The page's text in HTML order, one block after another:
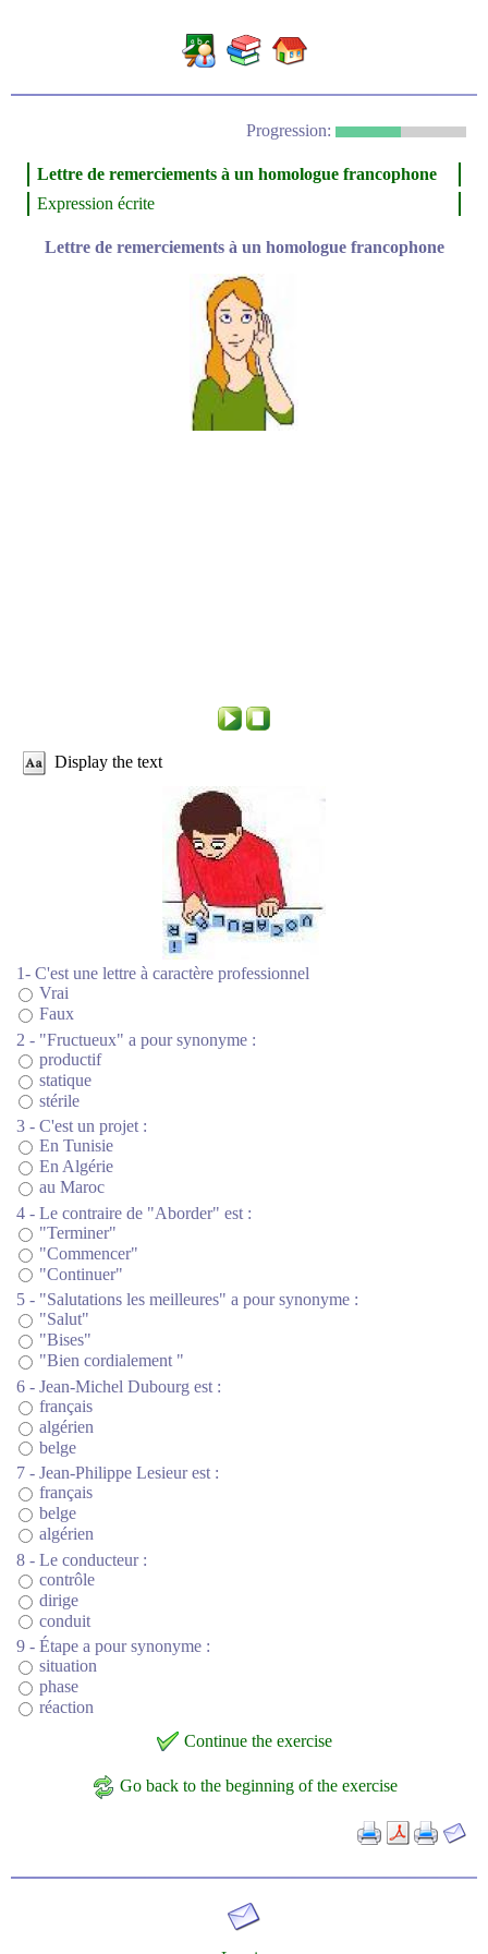
Progression:
Lettre de remerciements à un homologue francophone
Expression écrite
Lettre de remerciements à un homologue francophone
Display the text
1- C'est une lettre à caractère professionnel
Vrai
Faux
2 - "Fructueux" a pour synonyme :
productif
statique
stérile
3 - C'est un projet :
En Tunisie
En Algérie
au Maroc
4 - Le contraire de "Aborder" est :
"Terminer"
"Commencer"
"Continuer"
5 - "Salutations les meilleures" a pour synonyme :
"Salut"
"Bises"
"Bien cordialement "
6 - Jean-Michel Dubourg est :
français
algérien
belge
7 - Jean-Philippe Lesieur est :
français
belge
algérien
8 - Le conducteur :
contrôle
dirige
conduit
9 - Étape a pour synonyme :
situation
phase
réaction
Continue the exercise
Go back to the beginning of the exercise